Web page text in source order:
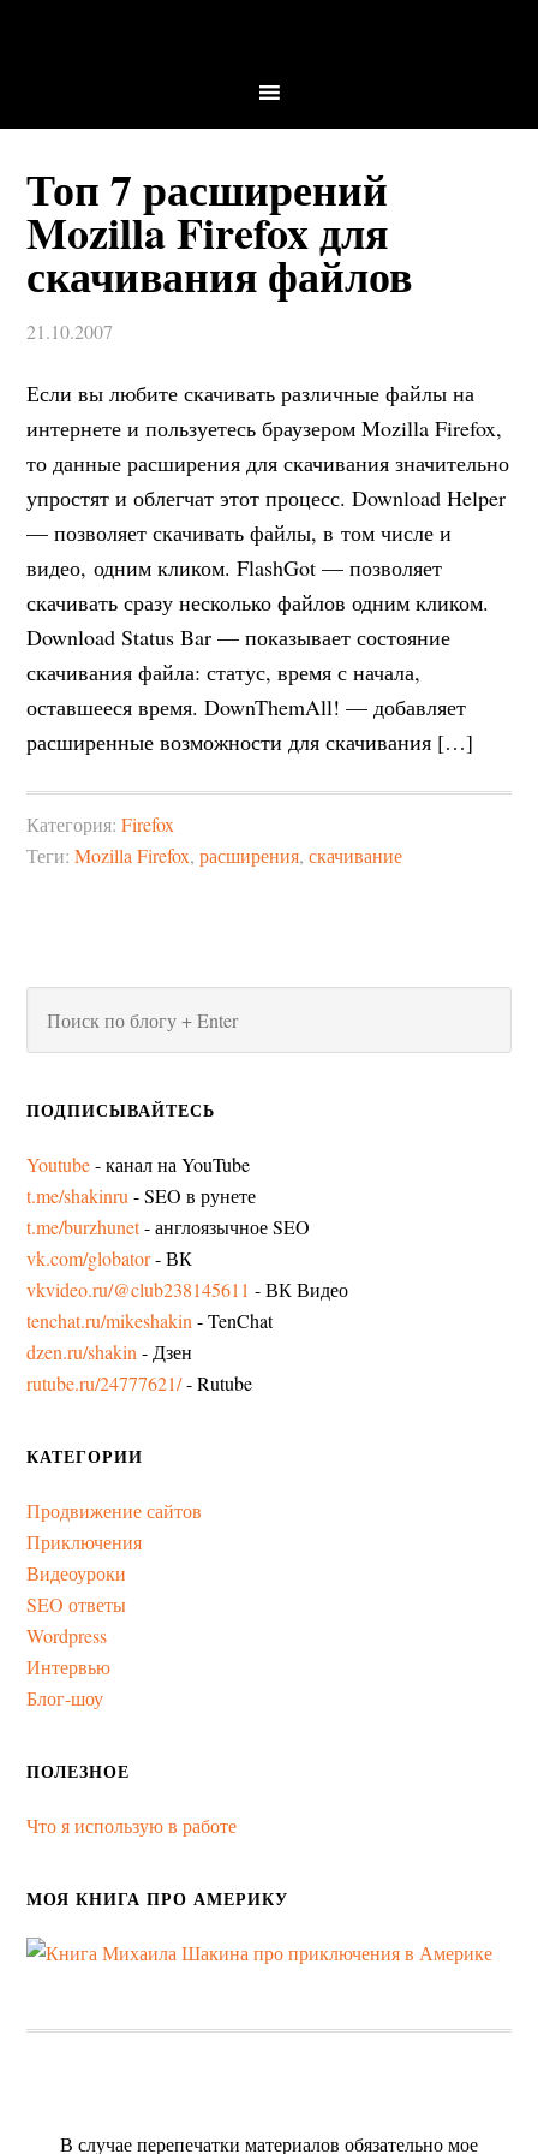
Топ 7 расширений
Mozilla Firefox для
скачивания файлов
21.10.2007
Если вы любите скачивать различные файлы на
интернете и пользуетесь браузером Mozilla Firefox,
то данные расширения для скачивания значительно
упростят и облегчат этот процесс. Download Helper
— позволяет скачивать файлы, в том числе и
видео, одним кликом. FlashGot — позволяет
скачивать сразу несколько файлов одним кликом.
Download Status Bar — показывает состояние
скачивания файла: статус, время с начала,
оставшееся время. DownThemAll! — добавляет
расширенные возможности для скачивания […]
Категория:Firefox
Теги:Mozilla Firefox,расширения,скачивание
ПОДПИСЫВАЙТЕСЬ
Youtube- канал на YouTube
t.me/shakinru - SEO в рунете
t.me/burzhunet- англоязычное SEO
vk.com/globator- ВК
vkvideo.ru/@club238145611 - ВК Видео
tenchat.ru/mikeshakin - TenChat
dzen.ru/shakin - Дзен
rutube.ru/24777621/- Rutube
КАТЕГОРИИ
Продвижение сайтов
Приключения
Видеоуроки
SEO ответы
Wordpress
Интервью
Блог-шоу
ПОЛЕЗНОЕ
Что я использую в работе
МОЯ КНИГА ПРО АМЕРИКУ
В случае перепечатки материалов обязательно мое